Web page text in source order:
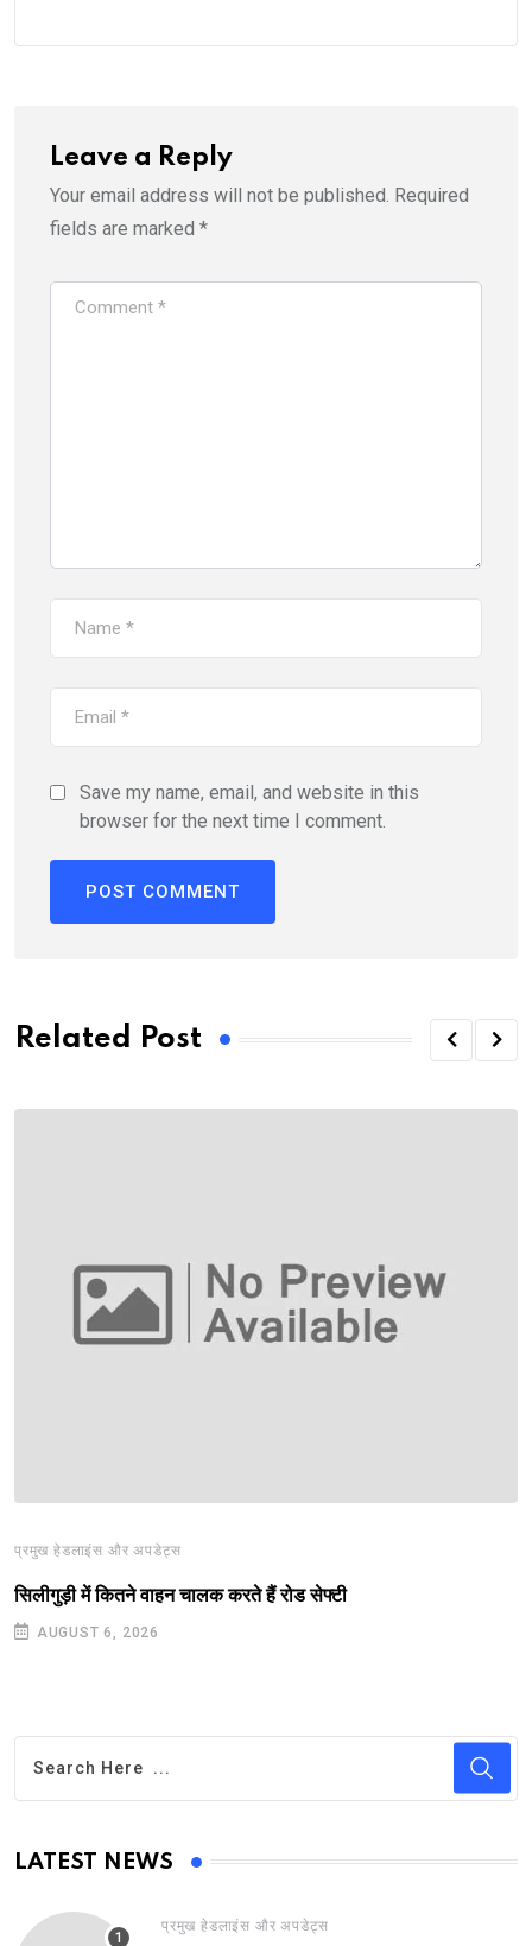
Leave a Reply
Your email address will not be published. Required
fields are marked *
Save my name, email, and website in this
browser for the next time I comment.
Related Post
प्रमुख हेडलाइंस और अपडेट्स
सिलीगुड़ी में कितने वाहन चालक करते हैं रोड सेफ्टी
AUGUST 6, 2026
LATEST NEWS
प्रमुख हेडलाइंस और अपडेट्स